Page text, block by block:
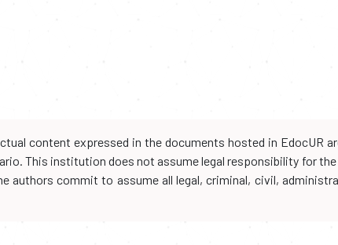
content expressed in the documents hosted in
This institution does not assume legal responsibility for
authors commit to assume all legal, criminal, civil,